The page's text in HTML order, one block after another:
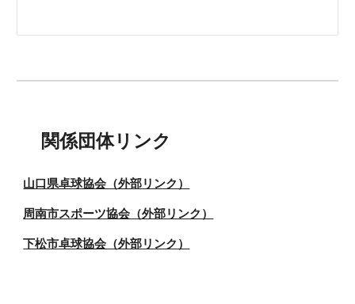
関係団体リンク
山口県卓球協会（外部リンク）
周南市スポーツ協会（外部リンク）
下松市卓球協会（外部リンク）